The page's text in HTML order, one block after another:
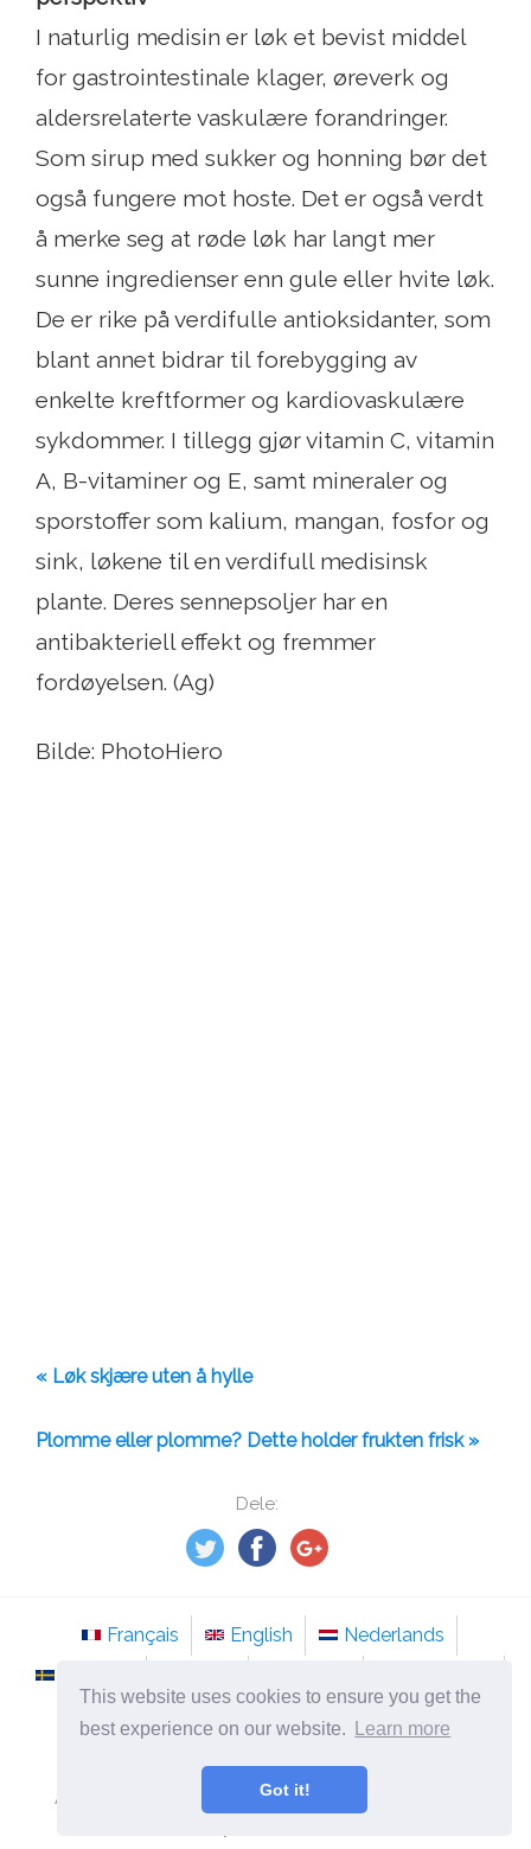
This website uses cookies to ensure you get the
best experience on our website.
Learn more
Got it!
Dele:
I naturlig medisin er løk et bevist middel
for gastrointestinale klager, øreverk og
aldersrelaterte vaskulære forandringer.
Som sirup med sukker og honning bør det
også fungere mot hoste. Det er også verdt
å merke seg at røde løk har langt mer
sunne ingredienser enn gule eller hvite løk.
De er rike på verdifulle antioksidanter, som
blant annet bidrar til forebygging av
enkelte kreftformer og kardiovaskulære
sykdommer. I tillegg gjør vitamin C, vitamin
A, B-vitaminer og E, samt mineraler og
sporstoffer som kalium, mangan, fosfor og
sink, løkene til en verdifull medisinsk
plante. Deres sennepsoljer har en
antibakteriell effekt og fremmer
fordøyelsen. (Ag)
Bilde: PhotoHiero
« Løk skjære uten å hylle
Plomme eller plomme? Dette holder frukten frisk »
Français English
Nederlands
Românesc
no.tso-stockholm.com
Alternativ medisin og metoder for behandling av